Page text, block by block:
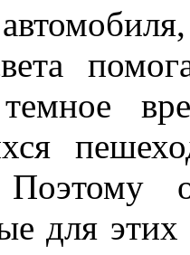
Поэтому
для